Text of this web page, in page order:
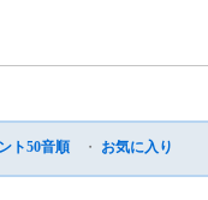
ト50音順 ・ お気に入り